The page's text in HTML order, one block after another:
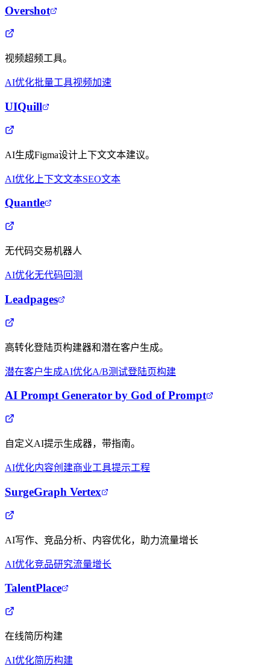
Overshot
视频超频工具。
AI优化批量工具视频加速
UIQuill
AI生成Figma设计上下文文本建议。
AI优化 上下文文本SEO文本
Quantle
无代码交易机器人
AI优化无代码回测
Leadpages
高转化登陆页构建器和潜在客户生成。
潜在客户生成AI优化A/B测试登陆页构建
AI Prompt Generator by God of Prompt
自定义AI提示生成器，带指南。
AI优化内容创建商业工具提示工程
SurgeGraph Vertex
AI写作、竞品分析、内容优化，助力流量增长
AI优化竞品研究流量增长
TalentPlace
在线简历构建
AI优化简历构建